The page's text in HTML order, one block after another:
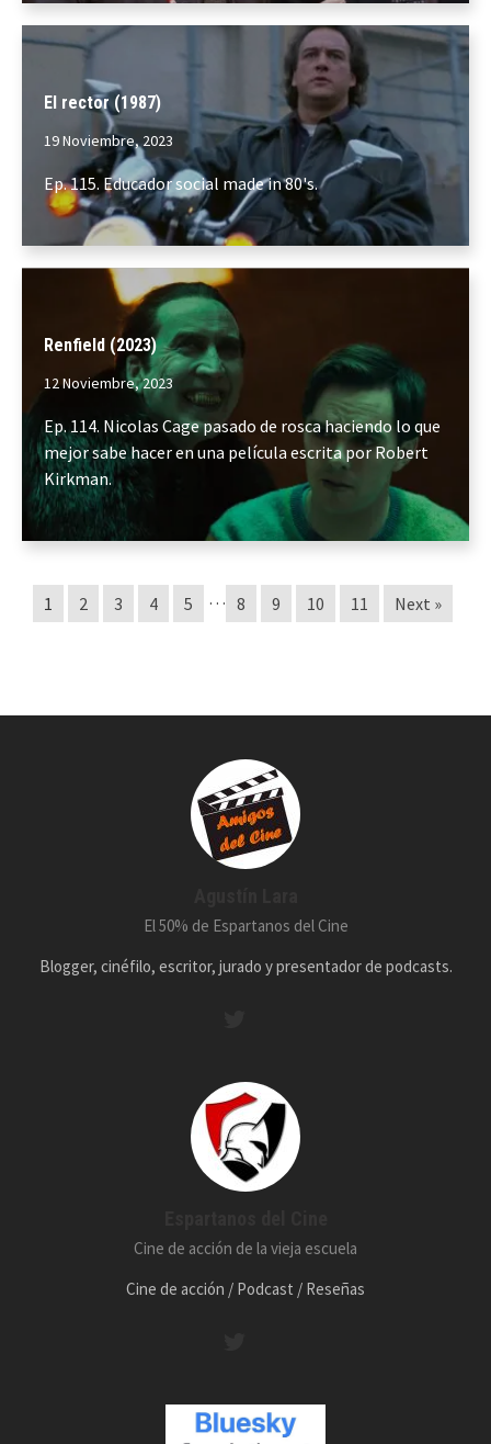
El rector (1987)
19 Noviembre, 2023
Ep. 115. Educador social made in 80's.
Renfield (2023)
12 Noviembre, 2023
Ep. 114. Nicolas Cage pasado de rosca haciendo lo que
mejor sabe hacer en una película escrita por Robert
Kirkman.
1 2 3 4 5 … 8 9 10 11 Next »
El 50% de Espartanos del Cine
Blogger, cinéfilo, escritor, jurado y presentador de podcasts.
Cine de acción de la vieja escuela
Cine de acción / Podcast / Reseñas